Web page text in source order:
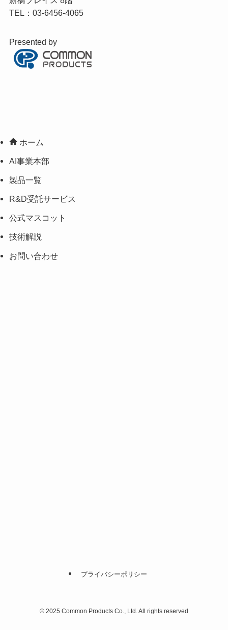
TEL：03-6456-4065
Presented by
ホーム
AI事業本部
製品一覧
R&D受託サービス
公式マスコット
技術解説
お問い合わせ
プライバシーポリシー
© 2025 Common Products Co., Ltd. All rights reserved